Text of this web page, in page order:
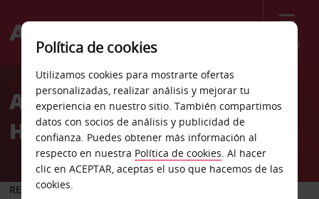
Menú
Welcome
AvisAlquiler de coches
Houston
RECOGER EN
Política de cookies
Utilizamos cookies para mostrarte ofertas
personalizadas, realizar análisis y mejorar tu
experiencia en nuestro sitio. También compartimos
datos con socios de análisis y publicidad de
confianza. Puedes obtener más información al
respecto en nuestra Política de cookies. Al hacer
clic en ACEPTAR, aceptas el uso que hacemos de las
cookies.